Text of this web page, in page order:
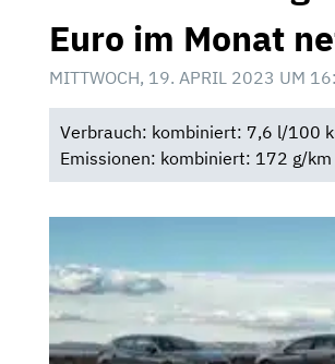
Euro im Monat
MITTWOCH, 19. APRIL 2023 UM
Verbrauch: kombiniert: 7,6 l/100
Emissionen: kombiniert: 172 g/km